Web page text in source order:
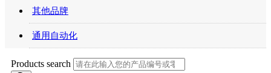
其他品牌
通用自动化
Products search